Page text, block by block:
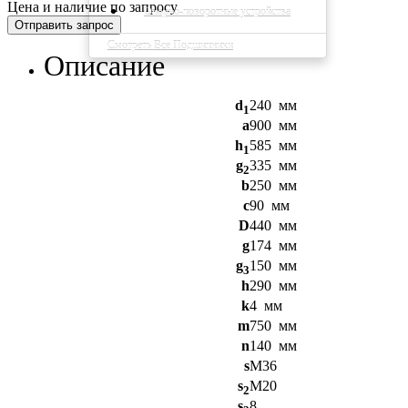
Опорно-поворотные устройства
Смотреть Все Подшипники
Цена и наличие по запросу
Отправить запрос
Описание
d1240 мм
a900 мм
h1585 мм
g2335 мм
b250 мм
c90 мм
D440 мм
g174 мм
g3150 мм
h290 мм
k4 мм
m750 мм
n140 мм
sM36
s2M20